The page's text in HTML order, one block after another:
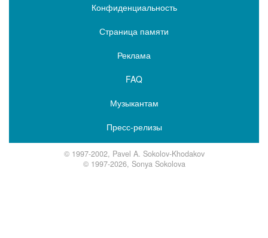
Конфиденциальность
Страница памяти
Реклама
FAQ
Музыкантам
Пресс-релизы
© 1997-2002, Pavel A. Sokolov-Khodakov
© 1997-2026, Sonya Sokolova